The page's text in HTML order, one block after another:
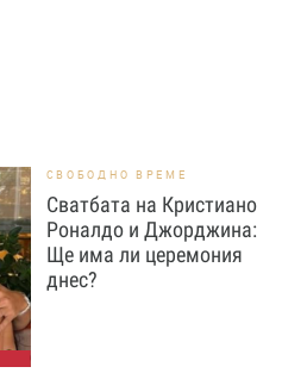
СВОБОДНО ВРЕМЕ
Сватбата на Кристиано
Роналдо и Джорджина:
Ще има ли церемония
днес?